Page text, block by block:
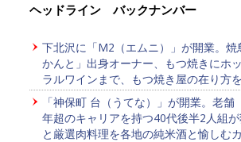
ヘッドライン バックナンバー
下北沢に「M2（エムニ）」が開業。焼
かんと」出身オーナー、もつ焼きにホ
ラルワインまで、もつ焼き屋の在り方
「神保町 台（うてな）」が開業。老舗
年超のキャリアを持つ40代後半2人組
と厳選肉料理を各地の純米酒と愉しむ